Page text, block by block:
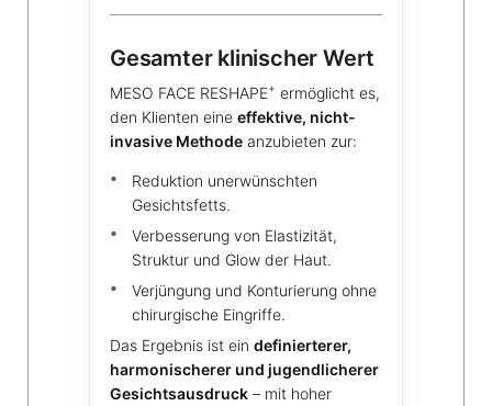
Gesamter klinischer Wert
MESO FACE RESHAPE+ ermöglicht es,
den Klienten eine effektive, nicht-
invasive Methode anzubieten zur:
Reduktion unerwünschten
Gesichtsfetts.
Verbesserung von Elastizität,
Struktur und Glow der Haut.
Verjüngung und Konturierung ohne
chirurgische Eingriffe.
Das Ergebnis ist ein definierterer,
harmonischerer und jugendlicherer
Gesichtsausdruck – mit hoher